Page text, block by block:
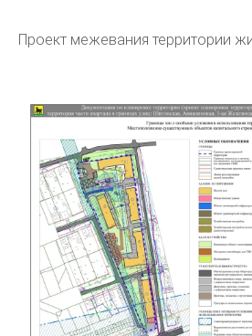
Проект межевания территории